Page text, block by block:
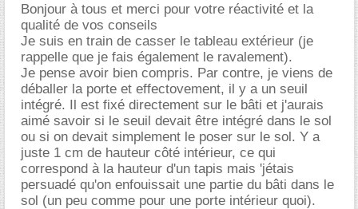
Bonjour à tous et merci pour votre réactivité et la
qualité de vos conseils
Je suis en train de casser le tableau extérieur (je
rappelle que je fais également le ravalement).
Je pense avoir bien compris. Par contre, je viens de
déballer la porte et effectovement, il y a un seuil
intégré. Il est fixé directement sur le bâti et j'aurais
aimé savoir si le seuil devait être intégré dans le sol
ou si on devait simplement le poser sur le sol. Y a
juste 1 cm de hauteur côté intérieur, ce qui
correspond à la hauteur d'un tapis mais 'jétais
persuadé qu'on enfouissait une partie du bâti dans le
sol (un peu comme pour une porte intérieur quoi).